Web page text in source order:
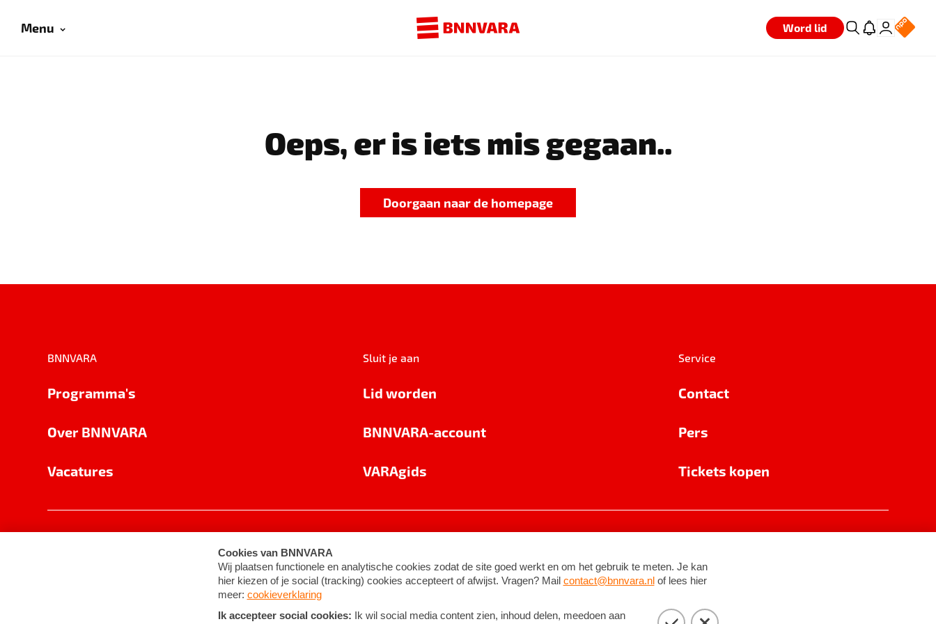
Menu Word lid
Oeps, er is iets mis gegaan..
Doorgaan naar de homepage
BNNVARA
Programma's
Over BNNVARA
Vacatures
Sluit je aan
Lid worden
BNNVARA-account
VARAgids
Service
Contact
Pers
Tickets kopen
Cookie-instellingen Algemene voorwaarden ©2026BNNVARA